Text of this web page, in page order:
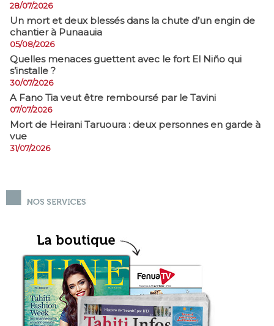
28/07/2026
​Un mort et deux blessés dans la chute d’un engin de
chantier à Punaauia
05/08/2026
Quelles menaces guettent avec le fort El Niño qui
s’installe ?
30/07/2026
A Fano Tia veut être remboursé par le Tavini
07/07/2026
Mort de Heirani Taruoura : deux personnes en garde à
vue
31/07/2026